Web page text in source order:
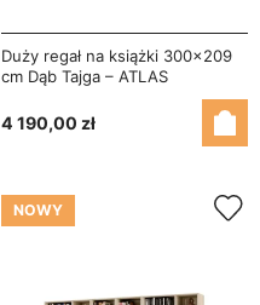
Duży regał na książki 300x209
cm Dąb Tajga – ATLAS
4 190,00 zł
NOWY